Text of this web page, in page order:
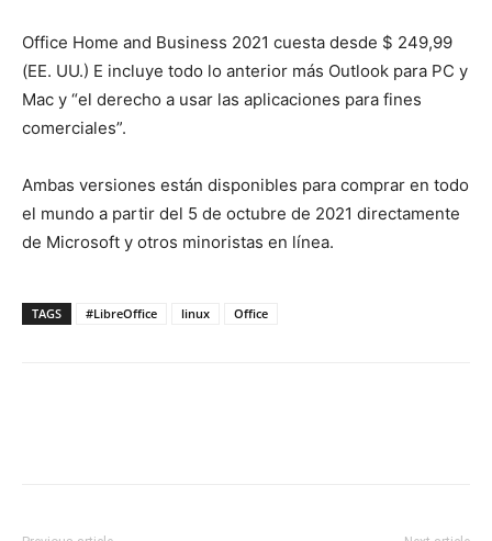
Office Home and Business 2021 cuesta desde $ 249,99
(EE. UU.) E incluye todo lo anterior más Outlook para PC y
Mac y “el derecho a usar las aplicaciones para fines
comerciales”.
Ambas versiones están disponibles para comprar en todo
el mundo a partir del 5 de octubre de 2021 directamente
de Microsoft y otros minoristas en línea.
TAGS #LibreOffice linux Office